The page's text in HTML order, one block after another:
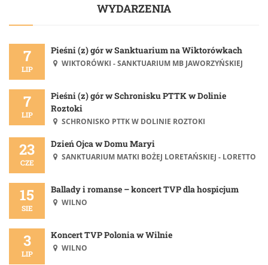
WYDARZENIA
7
LIP
Pieśni (z) gór w Sanktuarium na Wiktorówkach
WIKTORÓWKI - SANKTUARIUM MB JAWORZYŃSKIEJ
7
LIP
Pieśni (z) gór w Schronisku PTTK w Dolinie
Roztoki
SCHRONISKO PTTK W DOLINIE ROZTOKI
23
CZE
Dzień Ojca w Domu Maryi
SANKTUARIUM MATKI BOŻEJ LORETAŃSKIEJ - LORETTO
15
SIE
Ballady i romanse – koncert TVP dla hospicjum
WILNO
3
LIP
Koncert TVP Polonia w Wilnie
WILNO